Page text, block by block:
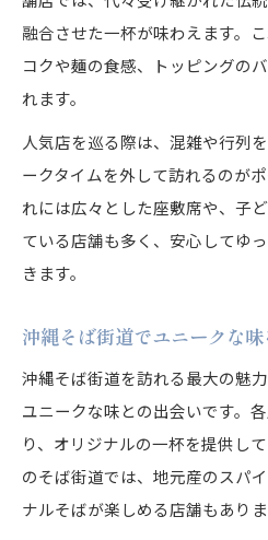
融合させた一杯が味わえます。
コクや麺の食感、トッピングの
れます。
人気店を巡る際は、混雑や行列
ークタイムを外して訪れるのが
れには広々とした座敷席や、子
ている店舗も多く、安心してゆ
きます。
沖縄そば街道でユニークな
沖縄そば街道を訪れる最大の魅
ユニークな味との出会いです。
り、オリジナルの一杯を提供し
のそば街道では、地元産のスパ
ナルそばが楽しめる店舗もありま